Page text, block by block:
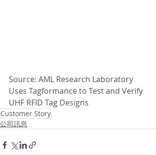
Source: AML Research Laboratory
Uses Tagformance to Test and Verify
UHF RFID Tag Designs
Customer Story
公司訊息